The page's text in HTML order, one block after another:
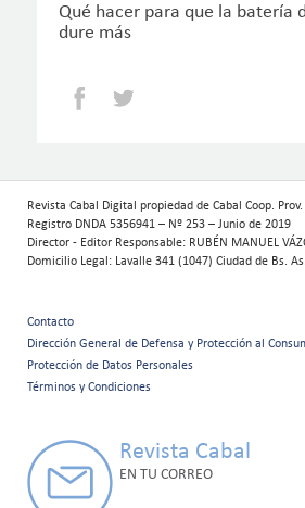
Qué hacer para que la batería
dure más
Facebook
Revista Cabal Digital propiedad de Cabal Coop. Prov.
Registro DNDA 5356941 – Nº 253 – Junio de 2019
Director - Editor Responsable: RUBÉN MANUEL
Domicilio Legal: Lavalle 341 (1047) Ciudad de Bs.
Menú
secundario
Contacto
Dirección General de Defensa y Protección al
Protección de Datos Personales
Términos y Condiciones
Revista Cabal
EN TU CORREO